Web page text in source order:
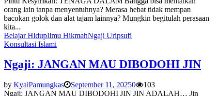
orang lain tanpa menyentuhnya? Merasa hebat tidak mempan
bacokan golok dan alat tajam lainnya? Mungkin begitulah perasaan
kita...
Belajar HidupIlmu HikmahNgaji Uripsufi
Konsultasi Islami
Ngaji: JANGAN MAU DIBODOHI JIN
by KyaiPamungkas September 11, 20250
103
Ngaji: JANGAN MAU DIBODOHI JIN JIN ADALAH… Jin